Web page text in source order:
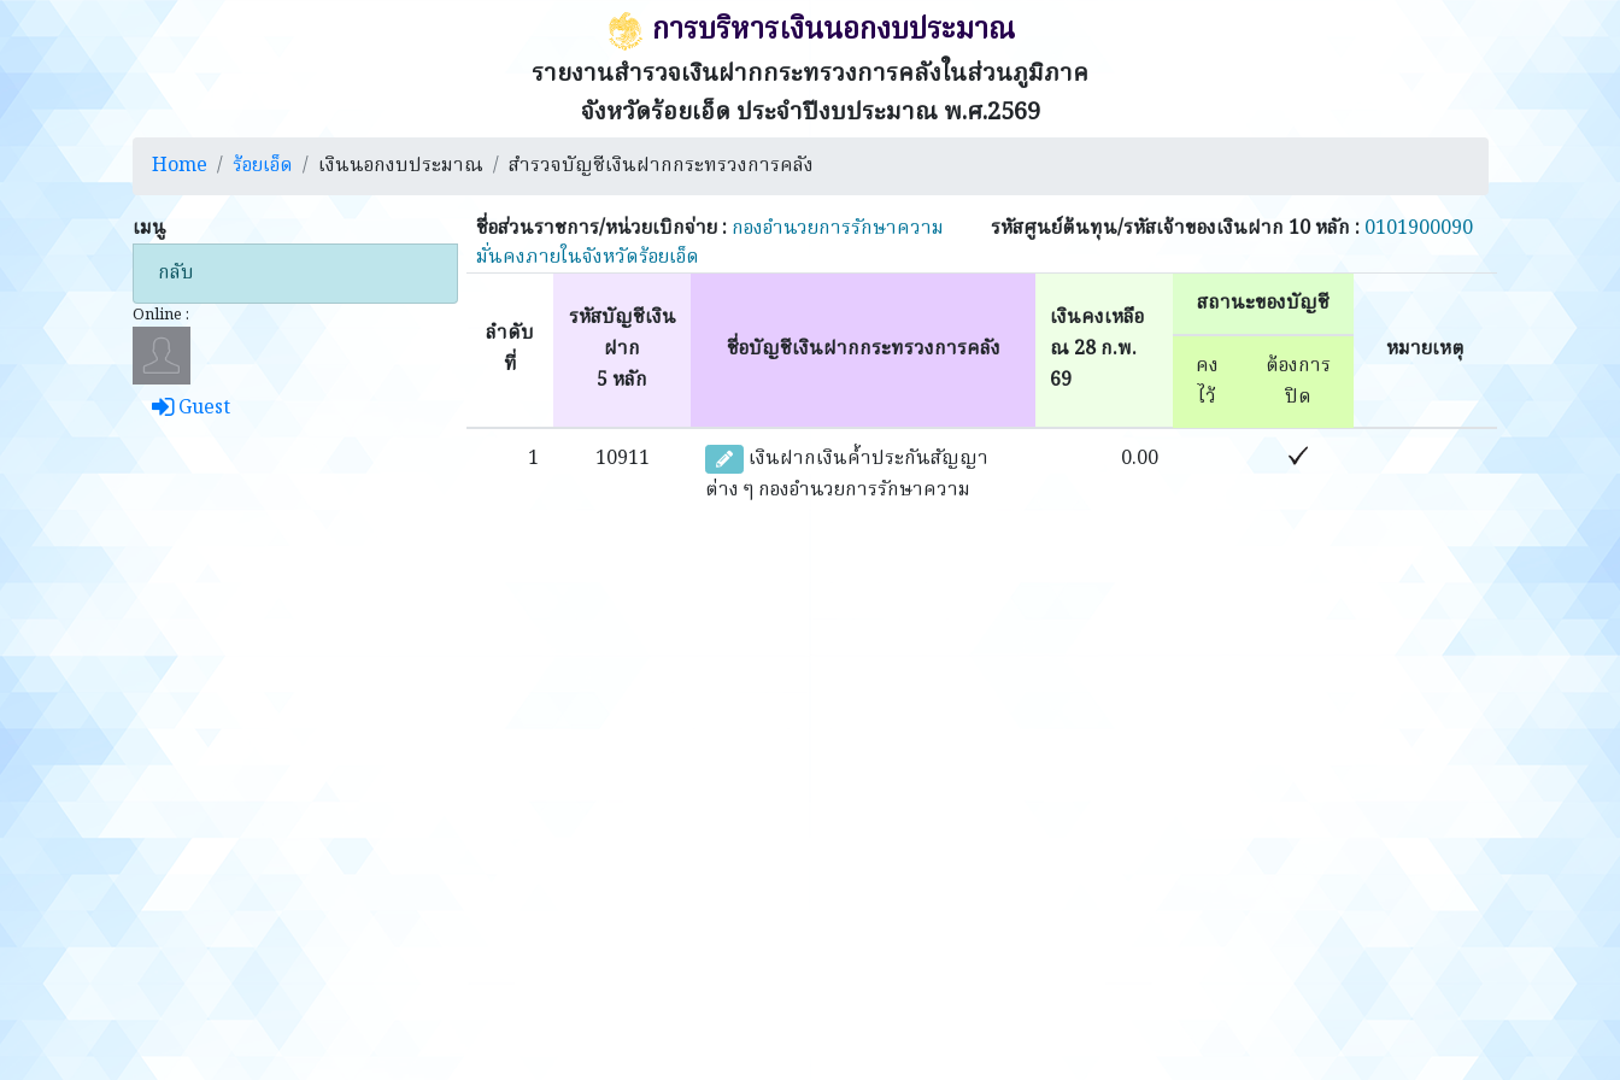
การบริหารเงินนอกงบประมาณ
รายงานสำรวจเงินฝากกระทรวงการคลังในส่วนภูมิภาค
จังหวัดร้อยเอ็ด ประจำปีงบประมาณ พ.ศ.2569
Home ร้อยเอ็ด เงินนอกงบประมาณ
สำรวจบัญชีเงินฝากกระทรวงการคลัง
เมนู
กลับ
Online :
Guest
ชื่อส่วนราชการ/หน่วยเบิกจ่าย :กองอำนวยการรักษาความ
มั่นคงภายในจังหวัดร้อยเอ็ด
รหัสศูนย์ต้นทุน/รหัสเจ้าของเงินฝาก 10 หลัก :0101900090
ลำดับ
ที่
รหัสบัญชีเงิน
ฝาก
5 หลัก
ชื่อบัญชีเงินฝากกระทรวงการคลัง
เงินคงเหลือ
ณ 28 ก.พ.
69
สถานะของบัญชี
หมายเหตุ
คง
ไว้
ต้องการ
ปิด
1
10911
เงินฝากเงินค้ำประกันสัญญา
ต่าง ๆ กองอำนวยการรักษาความ
0.00